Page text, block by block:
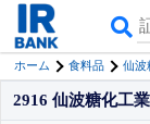
ホーム 食料品 仙波
2916 仙波糖化工業